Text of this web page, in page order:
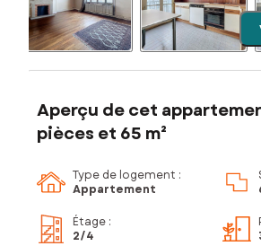
Aperçu de cet
pièces et 65 m²
Type de logement :
Appartement
Étage :
2/4